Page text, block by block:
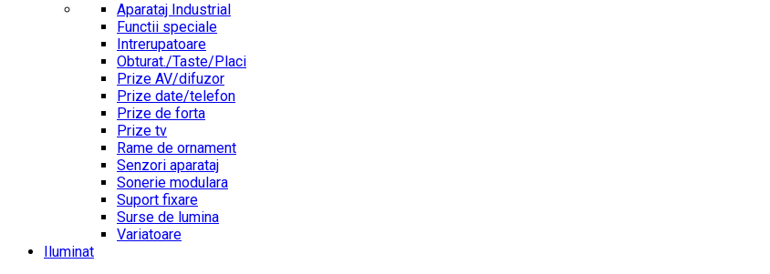
Aparataj Industrial
Functii speciale
Intrerupatoare
Obturat./Taste/Placi
Prize AV/difuzor
Prize date/telefon
Prize de forta
Prize tv
Rame de ornament
Senzori aparataj
Sonerie modulara
Suport fixare
Surse de lumina
Variatoare
Iluminat